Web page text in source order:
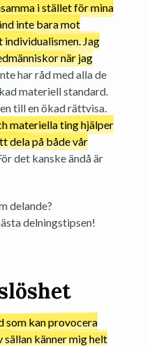
i stället för mina
inte bara mot
individualismen. Jag
när jag
har råd med alla de
materiell standard.
till en ökad rättvisa.
materiella ting hjälper
dela på både vår
det kanske ändå är
delande?
delningstipsen!
som kan provocera
känner mig helt